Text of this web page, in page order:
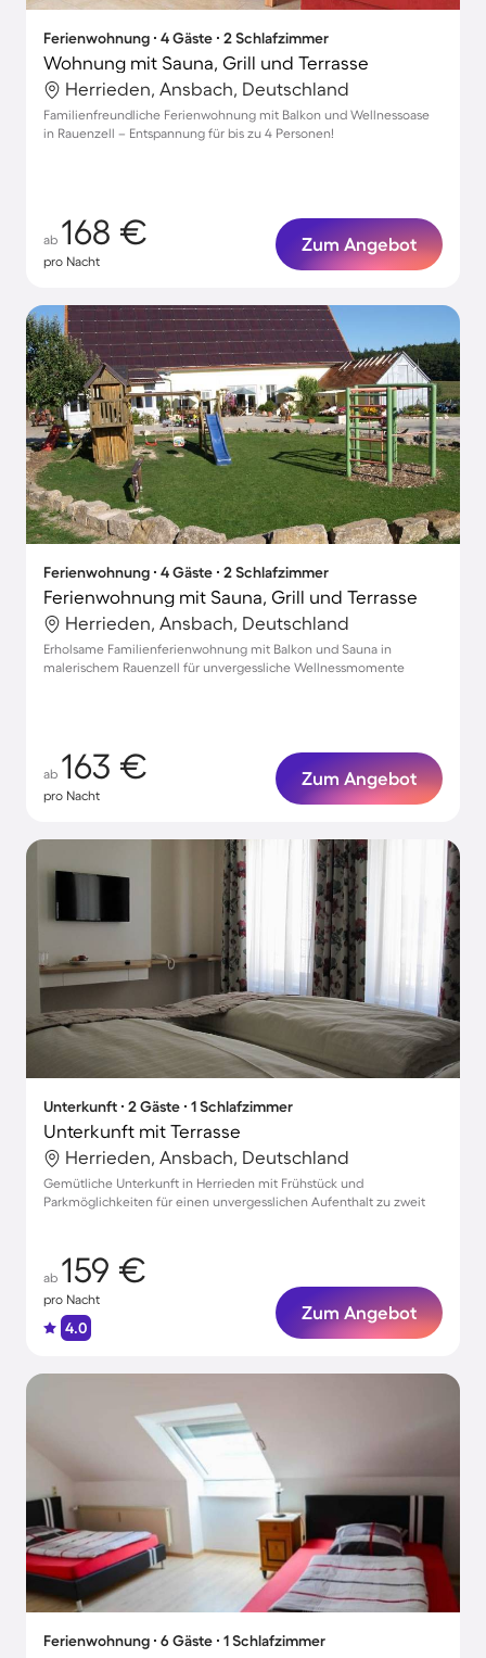
Ferienwohnung ∙ 4 Gäste ∙ 2 Schlafzimmer
Wohnung mit Sauna, Grill und Terrasse
Herrieden, Ansbach, Deutschland
Familienfreundliche Ferienwohnung mit Balkon und Wellnessoase
in Rauenzell – Entspannung für bis zu 4 Personen!
ab 168 €
pro Nacht
Zum Angebot
Ferienwohnung ∙ 4 Gäste ∙ 2 Schlafzimmer
Ferienwohnung mit Sauna, Grill und Terrasse
Herrieden, Ansbach, Deutschland
Erholsame Familienferienwohnung mit Balkon und Sauna in
malerischem Rauenzell für unvergessliche Wellnessmomente
ab 163 €
pro Nacht
Zum Angebot
Unterkunft ∙ 2 Gäste ∙ 1 Schlafzimmer
Unterkunft mit Terrasse
Herrieden, Ansbach, Deutschland
Gemütliche Unterkunft in Herrieden mit Frühstück und
Parkmöglichkeiten für einen unvergesslichen Aufenthalt zu zweit
ab 159 €
pro Nacht
4.0
Zum Angebot
Ferienwohnung ∙ 6 Gäste ∙ 1 Schlafzimmer